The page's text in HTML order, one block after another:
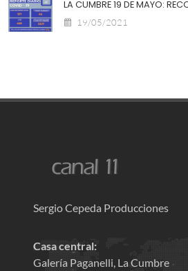
LA CUMBRE 19 DE MAYO:
19/05/2021
Sergio Cepeda Producciones
Casa central:
Galería Paganelli, La Cumbre